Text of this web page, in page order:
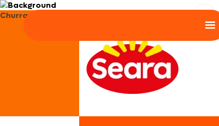
Churrasco em Casa